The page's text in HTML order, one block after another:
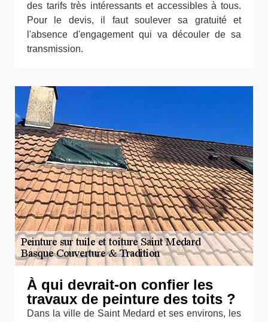
des tarifs très intéressants et accessibles à tous.
Pour le devis, il faut soulever sa gratuité et
l'absence d'engagement qui va découler de sa
transmission.
À qui devrait-on confier les
travaux de peinture des toits ?
Dans la ville de Saint Medard et ses environs, les